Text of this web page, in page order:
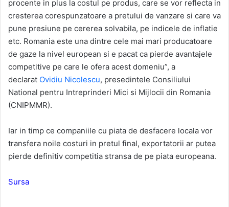
procente in plus la costul pe produs, care se vor reflecta in
cresterea corespunzatoare a pretului de vanzare si care va
pune presiune pe cererea solvabila, pe indicele de inflatie
etc. Romania este una dintre cele mai mari producatoare
de gaze la nivel european si e pacat ca pierde avantajele
competitive pe care le ofera acest domeniu”, a
declarat Ovidiu Nicolescu, presedintele Consiliului
National pentru Intreprinderi Mici si Mijlocii din Romania
(CNIPMMR).
Iar in timp ce companiile cu piata de desfacere locala vor
transfera noile costuri in pretul final, exportatorii ar putea
pierde definitiv competitia stransa de pe piata europeana.
Sursa